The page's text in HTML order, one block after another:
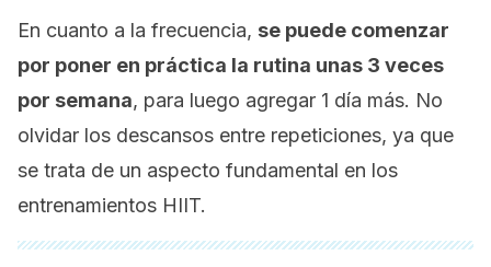
En cuanto a la frecuencia, se puede comenzar
por poner en práctica la rutina unas 3 veces
por semana, para luego agregar 1 día más. No
olvidar los descansos entre repeticiones, ya que
se trata de un aspecto fundamental en los
entrenamientos HIIT.